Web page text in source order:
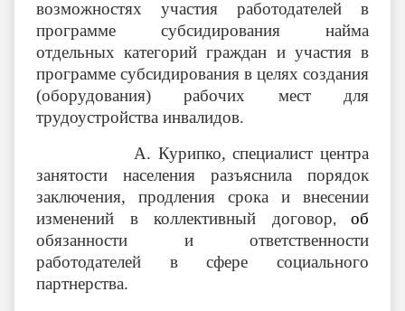
возможностях участия работодателей в
программе субсидирования найма
отдельных категорий граждан и участия в
программе субсидирования в целях создания
(оборудования) рабочих мест для
трудоустройства инвалидов.
А. Курипко, специалист центра
занятости населения разъяснила порядок
заключения, продления срока и внесении
изменений в коллективный договор, об
обязанности и ответственности
работодателей в сфере социального
партнерства.